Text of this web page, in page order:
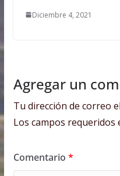
Diciembre 4, 2021
Agregar un
Tu dirección de correo
Los campos requeridos
Comentario *